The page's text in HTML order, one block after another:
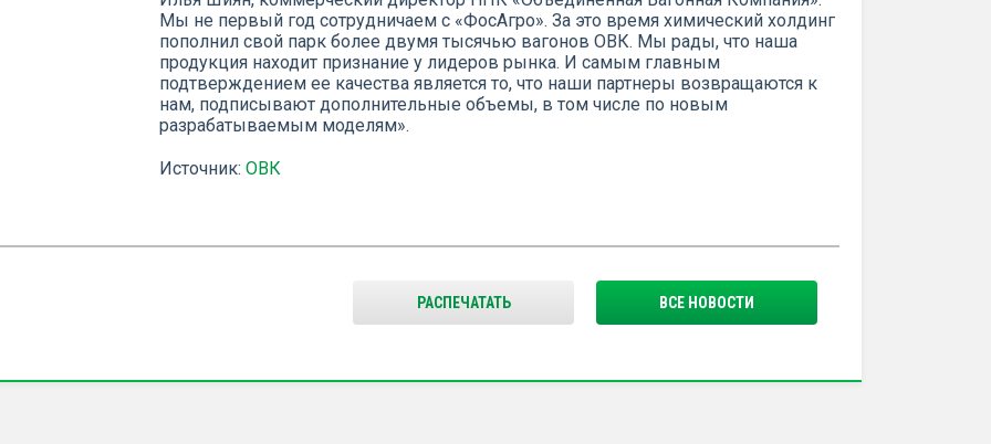
Мы не первый год сотрудничаем с «ФосАгро». За это время химический холдинг
пополнил свой парк более двумя тысячью вагонов ОВК. Мы рады, что наша
продукция находит признание у лидеров рынка. И самым главным
подтверждением ее качества является то, что наши партнеры возвращаются к
нам, подписывают дополнительные объемы, в том числе по новым
разрабатываемым моделям».
Источник: ОВК
ВСЕ НОВОСТИ
РАСПЕЧАТАТЬ